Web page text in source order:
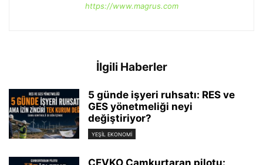
https://www.magrus.com
İlgili Haberler
5 günde işyeri ruhsatı: RES ve
GES yönetmeliği neyi
değiştiriyor?
YEŞIL EKONOMI